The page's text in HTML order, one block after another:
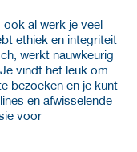
al werk je veel
ethiek en integriteit
werkt nauwkeurig
vindt het leuk om
bezoeken en je kunt
en afwisselende
voor